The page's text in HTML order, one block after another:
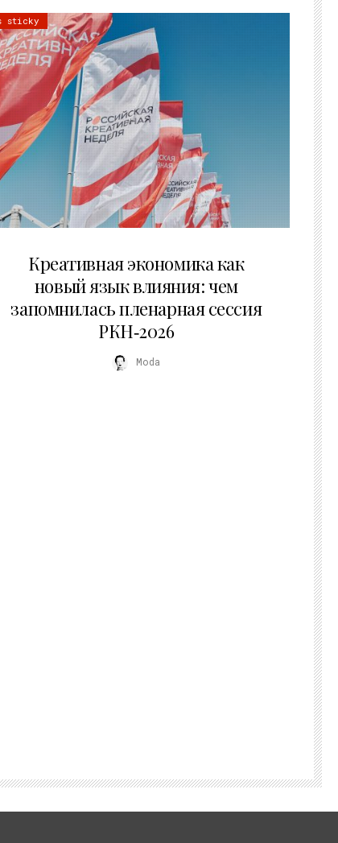
sticky
Креативная экономика как
новый язык влияния: чем
запомнилась пленарная сессия
РКН‑2026
Moda